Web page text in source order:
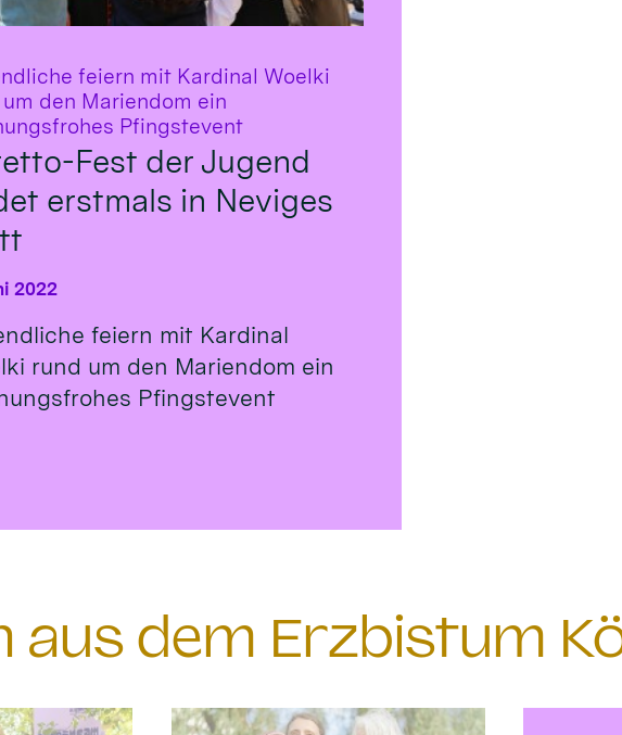
feiern mit Kardinal Woelki
den Mariendom ein
Pfingstevent:
Fest der Jugend
erstmals in Neviges
2022
feiern mit Kardinal
rund um den Mariendom ein
Pfingstevent
aus dem Erzbistum